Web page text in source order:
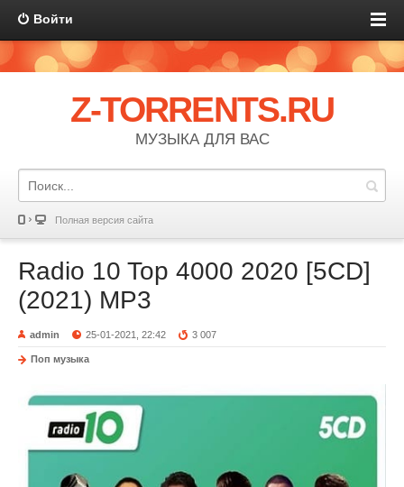
Войти
Z-TORRENTS.RU
МУЗЫКА ДЛЯ ВАС
Полная версия сайта
Radio 10 Top 4000 2020 [5CD]
(2021) MP3
admin 25-01-2021, 22:42 3 007
Поп музыка